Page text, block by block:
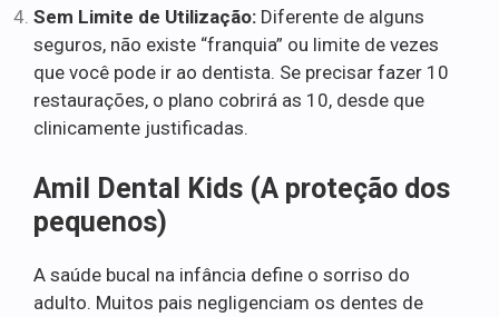
Sem Limite de Utilização: Diferente de alguns
seguros, não existe “franquia” ou limite de vezes
que você pode ir ao dentista. Se precisar fazer 10
restaurações, o plano cobrirá as 10, desde que
clinicamente justificadas.
Amil Dental Kids (A proteção dos
pequenos)
A saúde bucal na infância define o sorriso do
adulto. Muitos pais negligenciam os dentes de